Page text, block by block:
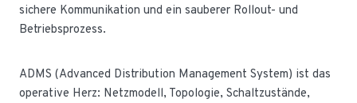
sichere Kommunikation und ein sauberer Rollout- und
Betriebsprozess.
ADMS (Advanced Distribution Management System) ist das
operative Herz: Netzmodell, Topologie, Schaltzustände,